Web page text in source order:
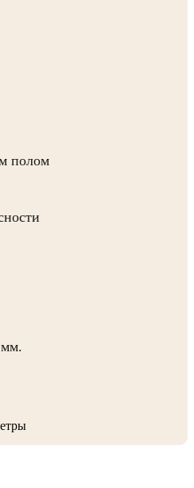
полом